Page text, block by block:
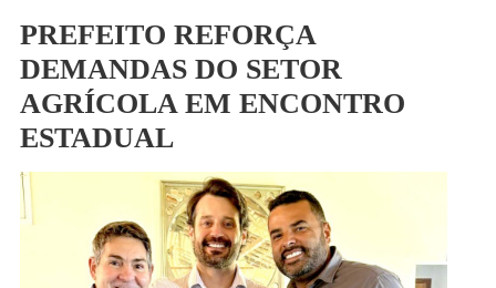
PREFEITO REFORÇA
DEMANDAS DO SETOR
AGRÍCOLA EM ENCONTRO
ESTADUAL